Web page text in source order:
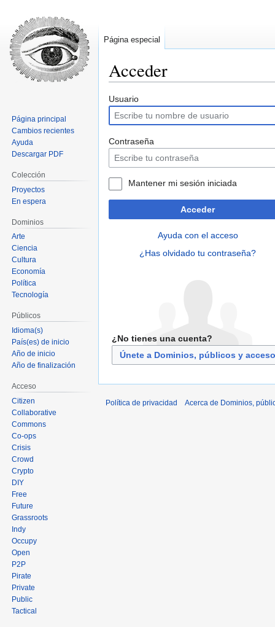
Acceder
Ir
la
navegación
Ir
la
búsqueda
Usuario
Contraseña
Mantener mi sesión iniciada
Acceder
Ayuda con el acceso
¿Has olvidado tu contraseña?
¿No tienes una cuenta?
Únete a Dominios, públicos y acceso
Página especial
Página principal
Cambios recientes
Ayuda
Descargar PDF
Colección
Proyectos
En espera
Dominios
Arte
Ciencia
Cultura
Economía
Política
Tecnología
Públicos
Idioma(s)
País(es) de inicio
Año de inicio
Año de finalización
Acceso
Citizen
Collaborative
Commons
Co-ops
Crisis
Crowd
Crypto
DIY
Free
Future
Grassroots
Indy
Occupy
Open
P2P
Pirate
Private
Public
Tactical
Política de privacidad Acerca de Dominios,